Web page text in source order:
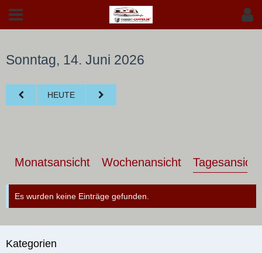
Sonntag, 14. Juni 2026
HEUTE
Monatsansicht Wochenansicht Tagesansicht
Es wurden keine Einträge gefunden.
Kategorien